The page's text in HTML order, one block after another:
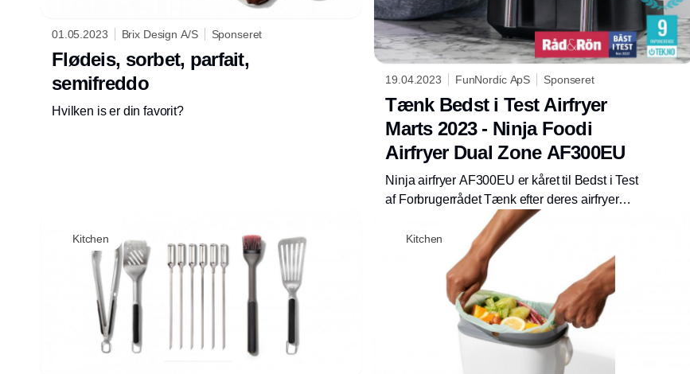
01.05.2023 Brix Design A/S Sponseret
Flødeis, sorbet, parfait,
semifreddo
Hvilken is er din favorit?
19.04.2023 FunNordic ApS Sponseret
Tænk Bedst i Test Airfryer
Marts 2023 - Ninja Foodi
Airfryer Dual Zone AF300EU
Ninja airfryer AF300EU er kåret til Bedst i Test
af Forbrugerrådet Tænk efter deres airfryer
test hvor de testede 28 forskellige airfryers.
Kitchen Kitchen